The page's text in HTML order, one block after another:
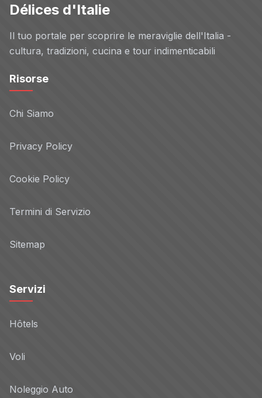
Délices d'Italie
Il tuo portale per scoprire le meraviglie dell'Italia -
cultura, tradizioni, cucina e tour indimenticabili
Risorse
Chi Siamo
Privacy Policy
Cookie Policy
Termini di Servizio
Sitemap
Servizi
Hôtels
Voli
Noleggio Auto